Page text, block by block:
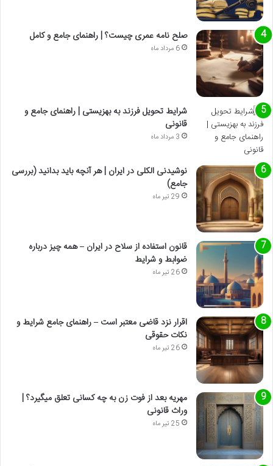
صلح نامه عمری چیست؟ | راهنمای جامع و کامل
6 مرداد ماه
شرایط تحویل فرزند به بهزیستی | راهنمای جامع و
قانونی
3 مرداد ماه
نوشیدنی الکلی در ایران | هر آنچه باید بدانید (بررسی
جامع)
29 تیر ماه
قانون استفاده از سلاح در ایران – همه چیز درباره
ضوابط و شرایط
26 تیر ماه
اقرار نزد قاضی معتبر است – راهنمای جامع شرایط و
نکات حقوقی
26 تیر ماه
مهریه بعد از فوت زن به چه کسانی تعلق میگیرد؟ |
وراث قانونی
25 تیر ماه